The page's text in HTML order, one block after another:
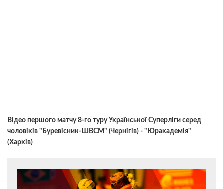
Відео першого матчу 8-го туру Української Суперліги серед
чоловіків "Буревісник-ШВСМ" (Чернігів) - "Юракадемія"
(Харків)